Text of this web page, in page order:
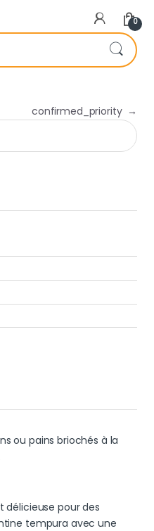
0
confirmed_priority →
ou pains briochés à la
délicieuse pour des
tempura avec une